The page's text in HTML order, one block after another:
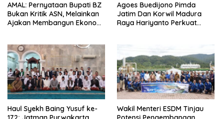
AMAL: Pernyataan Bupati BZ
Bukan Kritik ASN, Melainkan
Ajakan Membangun Ekonomi
Agoes Buedijono Pimda
Jatim Dan Korwil Madura
Raya Hariyanto Perkuat
Haul Syekh Baing Yusuf ke-
Wakil Menteri ESDM Tinjau